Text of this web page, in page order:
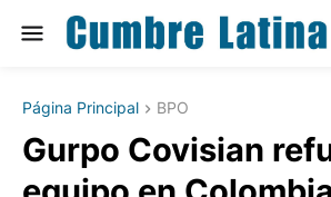
Página Principal BPO
Gurpo Covisian